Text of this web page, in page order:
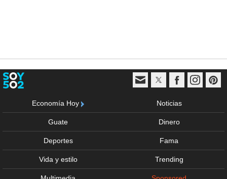
Economía Hoy Noticias
Guate Dinero
Deportes Fama
Vida y estilo Trending